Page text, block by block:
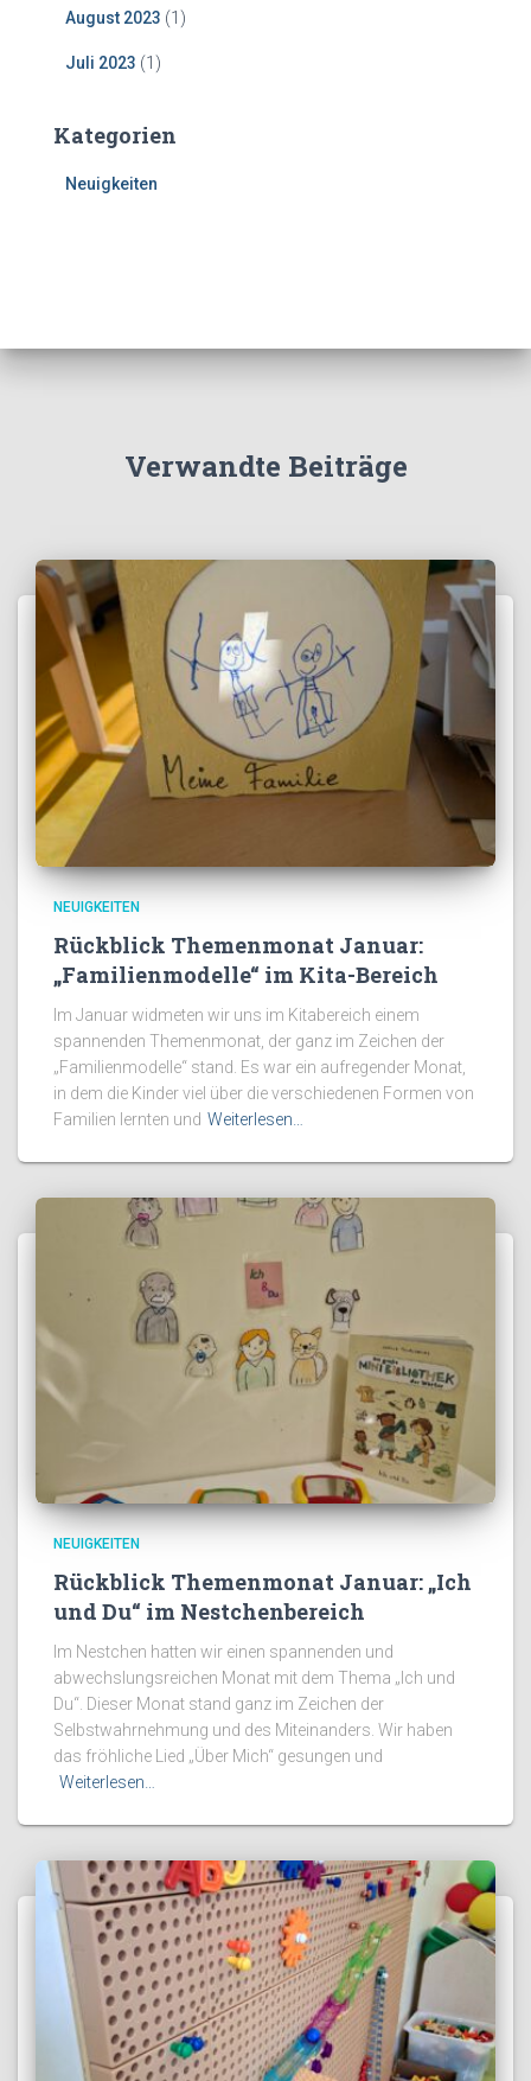
August 2023 (1)
Juli 2023 (1)
Kategorien
Neuigkeiten
Verwandte Beiträge
NEUIGKEITEN
Rückblick Themenmonat Januar:
„Familienmodelle“ im Kita-Bereich
Im Januar widmeten wir uns im Kitabereich einem
spannenden Themenmonat, der ganz im Zeichen der
„Familienmodelle“ stand. Es war ein aufregender Monat,
in dem die Kinder viel über die verschiedenen Formen von
Familien lernten und Weiterlesen…
NEUIGKEITEN
Rückblick Themenmonat Januar: „Ich
und Du“ im Nestchenbereich
Im Nestchen hatten wir einen spannenden und
abwechslungsreichen Monat mit dem Thema „Ich und
Du“. Dieser Monat stand ganz im Zeichen der
Selbstwahrnehmung und des Miteinanders. Wir haben
das fröhliche Lied „Über Mich“ gesungen und
Weiterlesen…